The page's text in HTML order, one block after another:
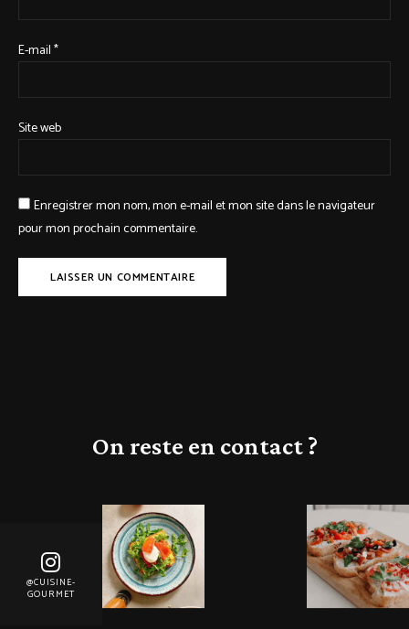
E-mail*
Site web
Enregistrer mon nom, mon e-mail et mon site dans le navigateur
pour mon prochain commentaire.
On reste en contact ?
@CUISINE-
GOURMET